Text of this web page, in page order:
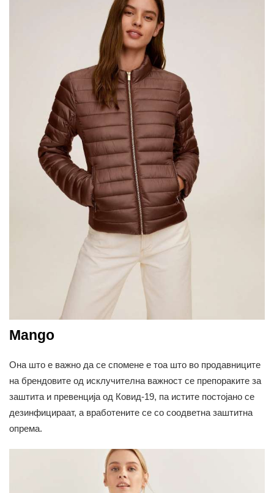
Mango
Она што е важно да се спомене е тоа што во продавниците
на брендовите од исклучителна важност се препораките за
заштита и превенција од Ковид-19, па истите постојано се
дезинфицираат, а вработените се со соодветна заштитна
опрема.